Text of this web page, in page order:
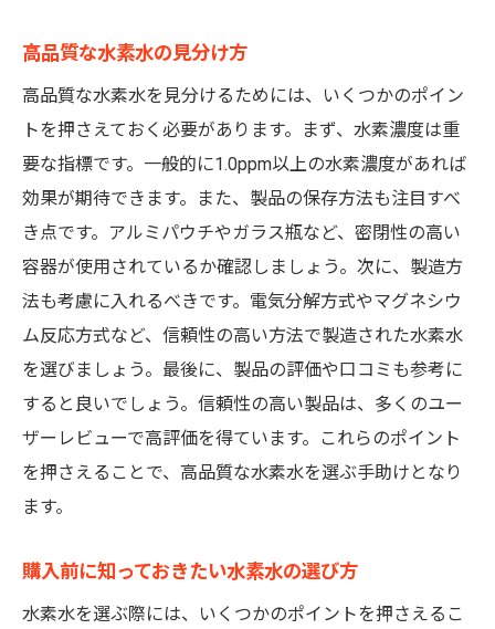
高品質な水素水の見分け方
高品質な水素水を見分けるためには、いくつかのポイン
トを押さえておく必要があります。まず、水素濃度は重
要な指標です。一般的に1.0ppm以上の水素濃度があれば
効果が期待できます。また、製品の保存方法も注目すべ
き点です。アルミパウチやガラス瓶など、密閉性の高い
容器が使用されているか確認しましょう。次に、製造方
法も考慮に入れるべきです。電気分解方式やマグネシウ
ム反応方式など、信頼性の高い方法で製造された水素水
を選びましょう。最後に、製品の評価や口コミも参考に
すると良いでしょう。信頼性の高い製品は、多くのユー
ザーレビューで高評価を得ています。これらのポイント
を押さえることで、高品質な水素水を選ぶ手助けとなり
ます。
購入前に知っておきたい水素水の選び方
水素水を選ぶ際には、いくつかのポイントを押さえるこ